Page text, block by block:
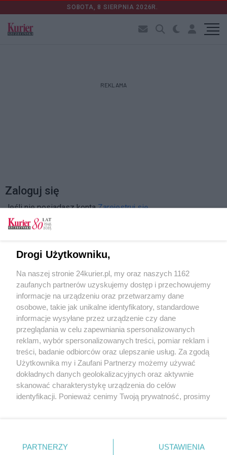
SOBOTA, 8 SIERPNIA 2026R.
REKLAMA
Zaloguj się
Jeśli nie posiadasz kontaZarejestruj się
Zapamiętać?
Zaloguj
Zapomniałem hasła
Copyright © 2022 Kurier Szczeciński sp. z o.o.
Drogi Użytkowniku,
Na naszej stronie 24kurier.pl, my oraz naszych 1162
zaufanych partnerów uzyskujemy dostęp i przechowujemy
informacje na urządzeniu oraz przetwarzamy dane
osobowe, takie jak unikalne identyfikatory, standardowe
informacje wysyłane przez urządzenie czy dane
przeglądania w celu zapewniania spersonalizowanych
reklam, wybór spersonalizowanych treści, pomiar reklam i
treści, badanie odbiorców oraz ulepszanie usług. Za zgodą
Użytkownika my i Zaufani Partnerzy możemy używać
dokładnych danych geolokalizacyjnych oraz aktywnie
skanować charakterystykę urządzenia do celów
identyfikacji. Ponieważ cenimy Twoją prywatność, prosimy
prywatności znajdujący się w lewym dolnym rogu strony
. Niektóre rodzaje przetwarzania danych nie wymagają
PARTNERZY USTAWIENIA